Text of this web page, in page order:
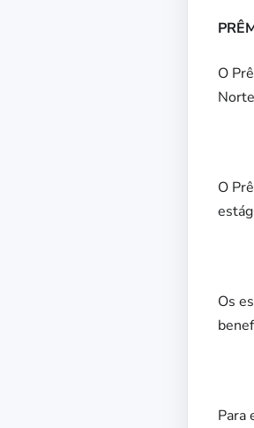
O
O
Os
Para